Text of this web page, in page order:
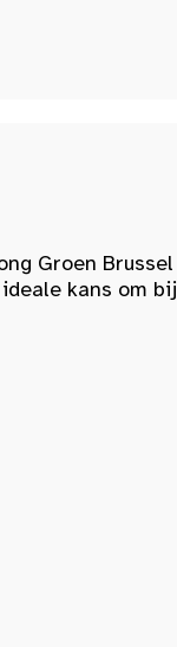
Groen Brussel
kans om bij